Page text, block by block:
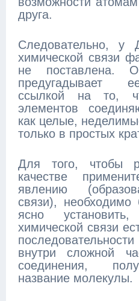
друга.
Следовательно, у
химической связи
не поставлена.
предугадывает
ссылкой на то,
элементов
как целые,
только в простых
Для того, чтобы
качестве
явлению
связи),
ясно
химической связи
внутри сложной
соединения,
название молекулы.